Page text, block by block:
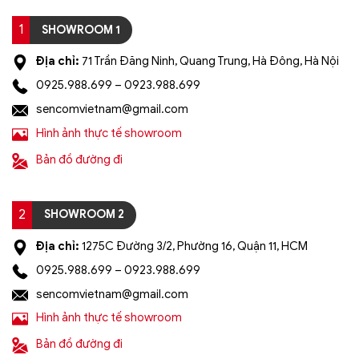
tri
1 SHOWROOM 1
Địa chỉ: 71 Trần Đăng Ninh, Quang Trung, Hà Đông, Hà Nội
0925.988.699 – 0923.988.699
sencomvietnam@gmail.com
Hình ảnh thực tế showroom
Bản đồ đường đi
2 SHOWROOM 2
Địa chỉ: 1275C Đường 3/2, Phường 16, Quận 11, HCM
0925.988.699 – 0923.988.699
sencomvietnam@gmail.com
Hình ảnh thực tế showroom
Bản đồ đường đi